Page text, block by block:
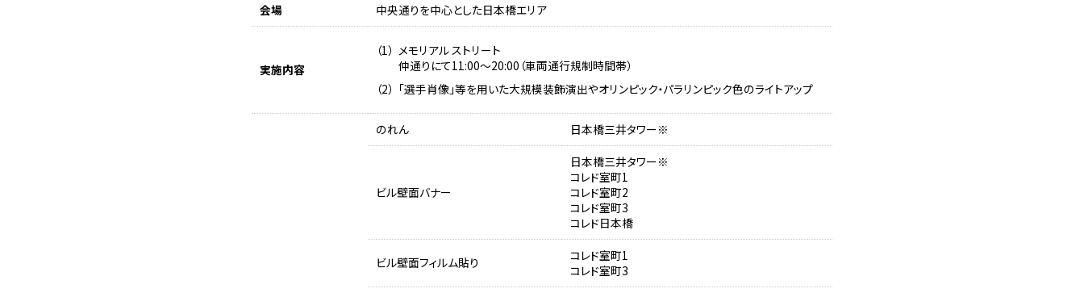
会場
中央通りを中心とした日本橋エリア
実施内容
メモリアル ストリート
仲通りにて11:00～20:00（車両通行規制時間帯）
「選手肖像」等を用いた大規模装飾演出やオリンピック・パラリンピック色のライトアップ
のれん 日本橋三井タワー※
ビル壁面バナー
日本橋三井タワー※
コレド室町1
コレド室町2
コレド室町3
コレド日本橋
ビル壁面フィルム貼り
コレド室町1
コレド室町3